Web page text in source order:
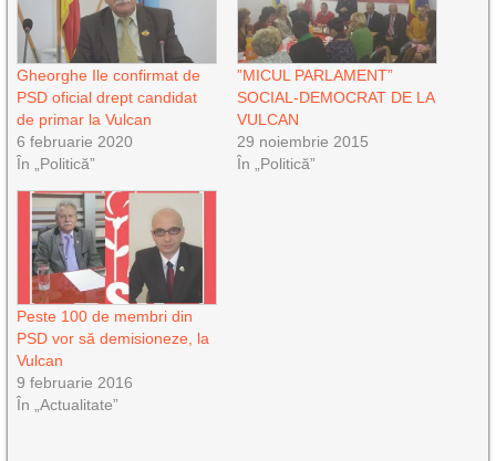
Gheorghe Ile confirmat de
PSD oficial drept candidat
de primar la Vulcan
6 februarie 2020
În „Politică”
”MICUL PARLAMENT”
SOCIAL-DEMOCRAT DE LA
VULCAN
29 noiembrie 2015
În „Politică”
Peste 100 de membri din
PSD vor să demisioneze, la
Vulcan
9 februarie 2016
În „Actualitate”